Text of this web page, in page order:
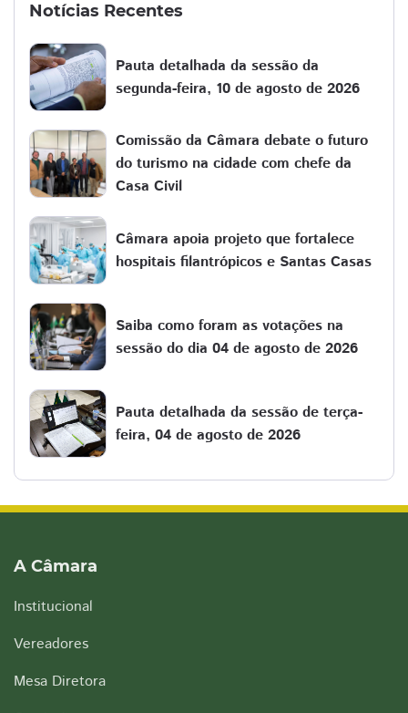
Notícias Recentes
Pauta detalhada da sessão da
segunda-feira, 10 de agosto de 2026
Comissão da Câmara debate o futuro
do turismo na cidade com chefe da
Casa Civil
Câmara apoia projeto que fortalece
hospitais filantrópicos e Santas Casas
Saiba como foram as votações na
sessão do dia 04 de agosto de 2026
Pauta detalhada da sessão de terça-
feira, 04 de agosto de 2026
A Câmara
Institucional
Vereadores
Mesa Diretora